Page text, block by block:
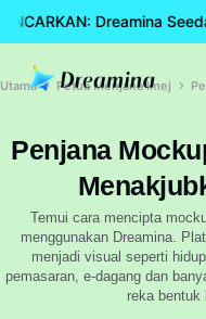
Dreamina
Utama Petua Menjana Imej
Penjana
Temui cara mencipta
menggunakan Dreamina.
menjadi visual seperti
pemasaran, e-dagang dan
reka bentuk